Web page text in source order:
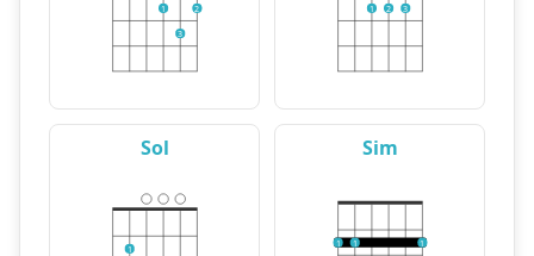
1
3
2 1 2 3
Sol
1
Sim
1 1 1